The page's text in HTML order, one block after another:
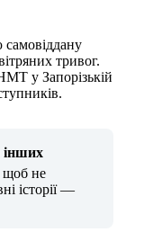
самовіддану
тривог.
у Запорізькій
інших
щоб не
історії —